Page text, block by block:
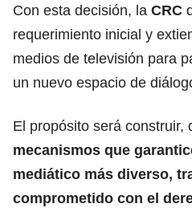
Con esta decisión, la CRC
requerimiento inicial y
medios de televisión para
un nuevo espacio de
El propósito será construir,
mecanismos que
mediático más diverso,
comprometido con el